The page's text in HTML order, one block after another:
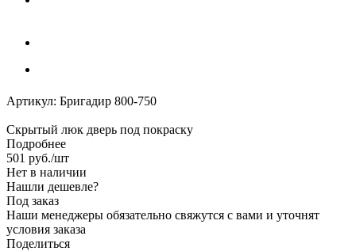
Артикул: Бригадир 800-750
Скрытый люк дверь под покраску
Подробнее
501 руб./шт
Нет в наличии
Нашли дешевле?
Под заказ
Наши менеджеры обязательно свяжутся с вами и уточнят
условия заказа
Поделиться